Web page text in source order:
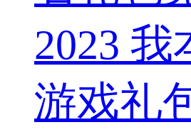
2023 我
游戏礼